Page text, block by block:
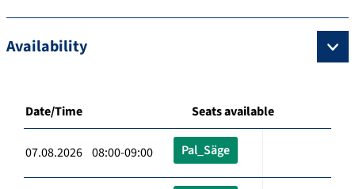
Availability
Date/Time Seats available
07.08.2026 08:00-09:00 Pal_Säge